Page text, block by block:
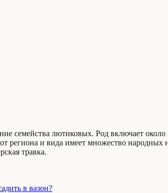
семейства лютиковых. Род включает
региона и вида имеет множество
травка.
в вазон?